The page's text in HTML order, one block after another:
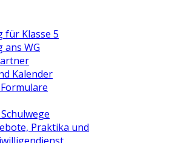
für Klasse 5
ans WG
Kalender
Praktika und